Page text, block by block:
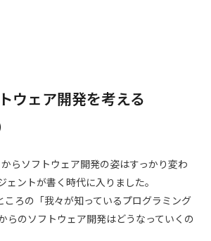
ウェア開発を考える
らソフトウェア開発の姿はすっかり変わ
ェントが書く時代に入りました。
ろの「我々が知っているプログラミング
らのソフトウェア開発はどうなっていくの